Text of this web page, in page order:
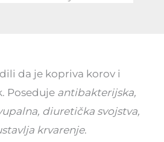
da je kopriva korov i
Poseduje antibakterijska,
diuretička svojstva,
krvarenje.